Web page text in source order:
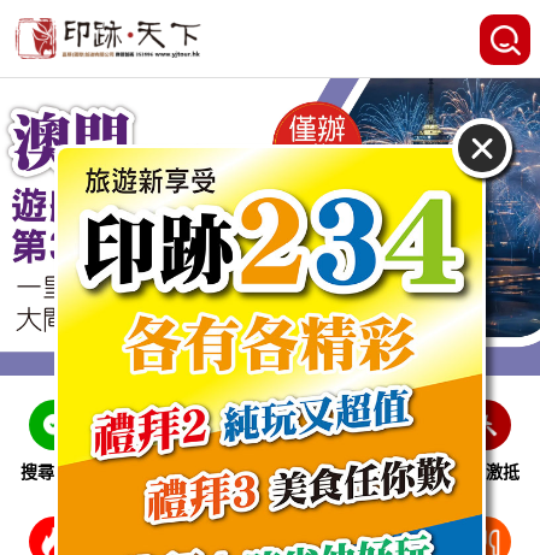
搜尋線路 跨省巴士 即時特惠 休閒娛樂 會員激抵